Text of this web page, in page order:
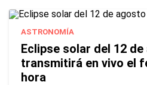
ASTRONOMÍA
Eclipse solar del 12
transmitirá en vivo el
hora